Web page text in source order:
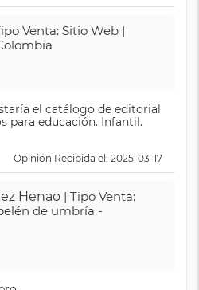
Venta: Sitio Web |
el catálogo de editorial
para educación. Infantil.
Opinión Recibida el: 2025-03-17
Henao | Tipo Venta:
de umbría -